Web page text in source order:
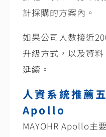
計採購的方案內。
如果公司人數接近
升級方式，以及資
延續。
人資系統推薦
Apollo
MAYOHR Apollo主